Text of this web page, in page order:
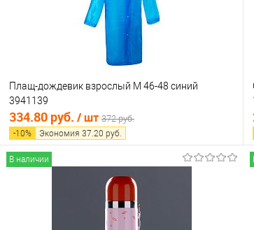
Плащ-дождевик взрослый M 46-48 синий
3941139
334.80 руб. / шт 372 руб.
-10% Экономия 37.20 руб.
В корзину
В наличии